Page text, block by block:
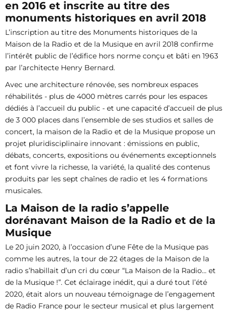
en 2016 et inscrite au titre des
monuments historiques en avril 2018
L’inscription au titre des Monuments historiques de la
Maison de la Radio et de la Musique en avril 2018 confirme
l’intérêt public de l’édifice hors norme conçu et bâti en 1963
par l’architecte Henry Bernard.
Avec une architecture rénovée, ses nombreux espaces
réhabilités - plus de 4000 mètres carrés pour les espaces
dédiés à l’accueil du public - et une capacité d’accueil de plus
de 3 000 places dans l’ensemble de ses studios et salles de
concert, la maison de la Radio et de la Musique propose un
projet pluridisciplinaire innovant : émissions en public,
débats, concerts, expositions ou événements exceptionnels
et font vivre la richesse, la variété, la qualité des contenus
produits par les sept chaînes de radio et les 4 formations
musicales.
La Maison de la radio s’appelle
dorénavant Maison de la Radio et de la
Musique
Le 20 juin 2020, à l’occasion d’une Fête de la Musique pas
comme les autres, la tour de 22 étages de la Maison de la
radio s’habillait d’un cri du cœur “La Maison de la Radio... et
de la Musique !”. Cet éclairage inédit, qui a duré tout l’été
2020, était alors un nouveau témoignage de l’engagement
de Radio France pour le secteur musical et plus largement